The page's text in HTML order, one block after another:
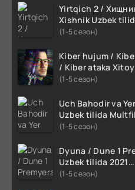
Yirtqich 2 /
Xishnik Uzbek
2024 O'zbekcha
(1-5 сезон)
Kiber hujum /
/ Kiber ataka
Uzbek tilida
HD skachat
(1-5 сезон)
Uch Bahodir va
Uzbek tilida
tarjima HD skachat
(1-5 сезон)
Dyuna / Dune 1
Uzbek tilida 2021
O'zbekcha tarjima
(1-5 сезон)